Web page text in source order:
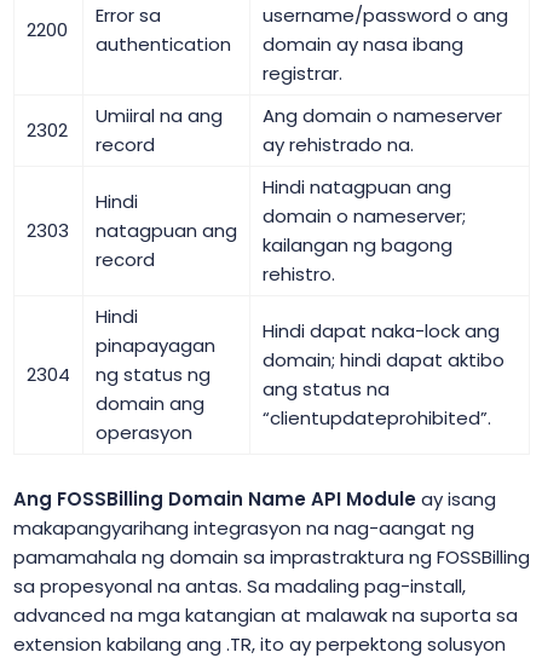
2200
Error sa
authentication
username/password o ang
domain ay nasa ibang
registrar.
2302
Umiiral na ang
record
Ang domain o nameserver
ay rehistrado na.
2303
Hindi
natagpuan ang
record
Hindi natagpuan ang
domain o nameserver;
kailangan ng bagong
rehistro.
2304
Hindi
pinapayagan
ng status ng
domain ang
operasyon
Hindi dapat naka-lock ang
domain; hindi dapat aktibo
ang status na
“clientupdateprohibited”.
Ang FOSSBilling Domain Name API Moduleay isang
makapangyarihang integrasyon na nag-aangat ng
pamamahala ng domain sa imprastraktura ng FOSSBilling
sa propesyonal na antas. Sa madaling pag-install,
advanced na mga katangian at malawak na suporta sa
extension kabilang ang .TR, ito ay perpektong solusyon